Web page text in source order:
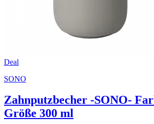
Deal
SONO
Zahnputzbecher -SONO-
Größe 300 ml